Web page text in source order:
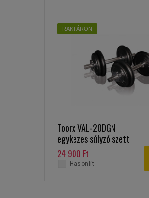
RAKTÁRON
Toorx VAL-20DGN
egykezes súlyzó szett
20 kg
24 900 Ft
Hasonlít